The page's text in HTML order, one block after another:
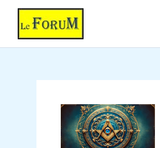
contenu